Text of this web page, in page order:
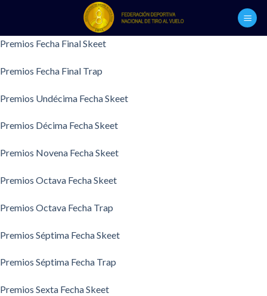
content
Premios Fecha Final Skeet
Premios Fecha Final Trap
Premios Undécima Fecha Skeet
Premios Décima Fecha Skeet
Premios Novena Fecha Skeet
Premios Octava Fecha Skeet
Premios Octava Fecha Trap
Premios Séptima Fecha Skeet
Premios Séptima Fecha Trap
Premios Sexta Fecha Skeet